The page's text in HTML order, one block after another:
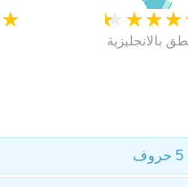
★ ★
★
★
★
بالانجليزية